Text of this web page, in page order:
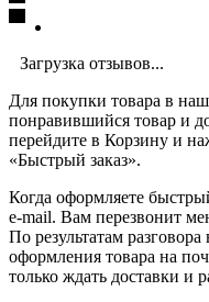
Загрузка отзывов...
Для покупки товара в
понравившийся товар и
перейдите в Корзину и
«Быстрый заказ».
Когда оформляете
e-mail. Вам перезвонит
По результатам
оформления товара на
только ждать доставки и